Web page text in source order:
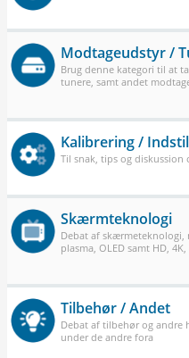
Modtageudstyr /
Brug denne kategori til at
tunere, samt andet
Kalibrering /
Til snak, tips og diskussion
Skærmteknologi
Debat af skærmeteknologi,
plasma, OLED samt HD,
Tilbehør / Andet
Debat af tilbehør og andre
under de andre fora